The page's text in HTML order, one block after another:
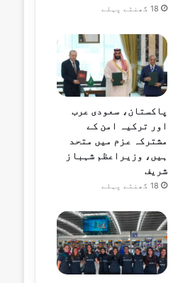
18 گھنٹے پہلے
پاکستان، سعودی عرب
اور ترکیہ امن کے
مشترکہ عزم میں متحد
ہیں، وزیراعظم شہباز
شریف
18 گھنٹے پہلے